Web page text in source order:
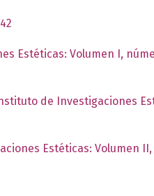
Estéticas: Volumen I,
de Investigaciones
Estéticas: Volumen II,